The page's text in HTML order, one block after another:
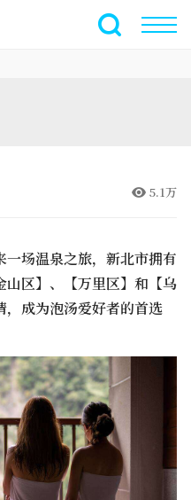
全文搜索
5.1万
场温泉之旅，新北市拥有
区】、【万里区】和【乌
，成为泡汤爱好者的首选